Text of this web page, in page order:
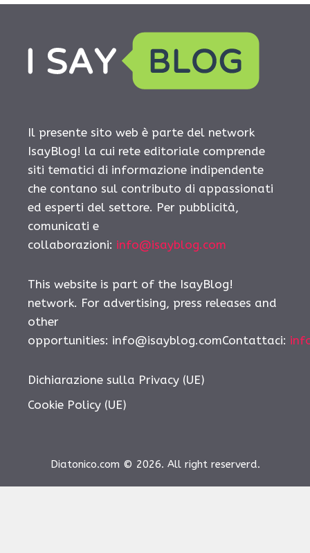
Il presente sito web è parte del network
IsayBlog! la cui rete editoriale comprende
siti tematici di informazione indipendente
che contano sul contributo di appassionati
ed esperti del settore. Per pubblicità,
comunicati e
collaborazioni: info@isayblog.com
This website is part of the IsayBlog!
network. For advertising, press releases and
other
opportunities: info@isayblog.comContattaci:
Dichiarazione sulla Privacy (UE)
Cookie Policy (UE)
Diatonico.com © 2026. All right reserverd.